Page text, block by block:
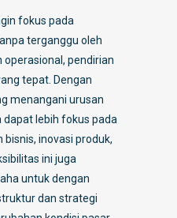
fokus pada
terganggu oleh
pendirian
tepat. Dengan
menangani urusan
dapat lebih fokus pada
inovasi produk,
ini juga
untuk dengan
dan strategi